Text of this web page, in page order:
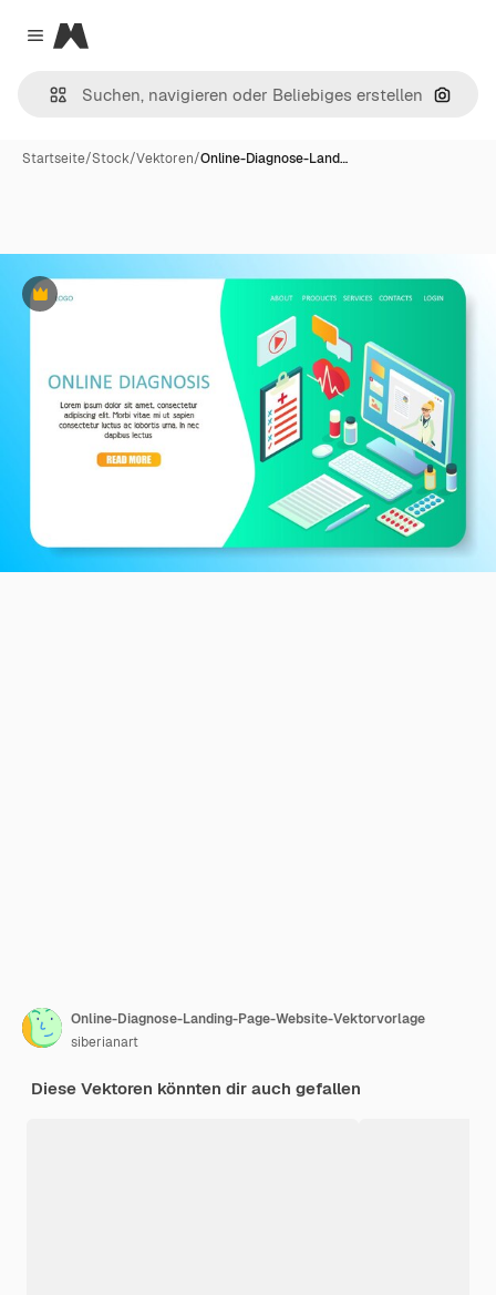
Close menu
Magnific
Nach
Startseite/Stock/Vektoren/Online-Diagnose-Land…
Premium
Online-Diagnose-Landing-Page-Website-Vektorvorlage
siberianart
Diese Vektoren könnten dir auch gefallen